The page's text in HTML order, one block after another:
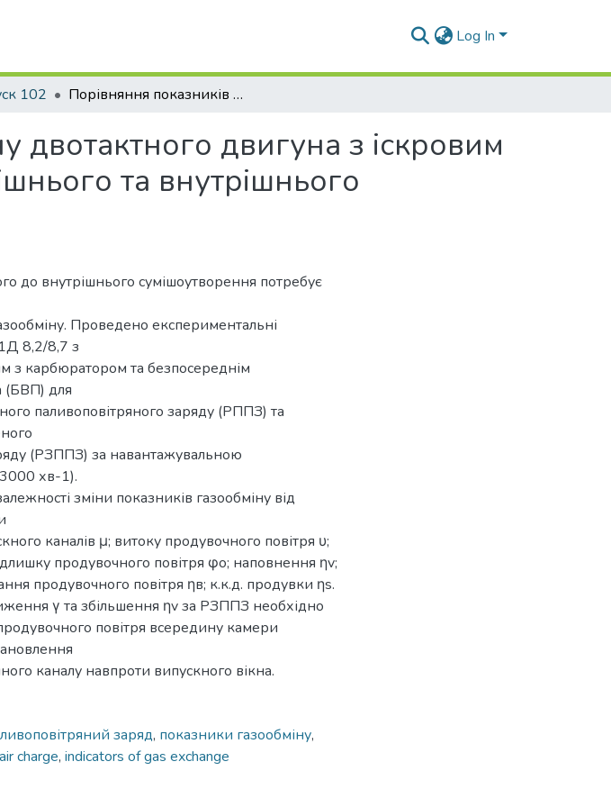
Log In
102 Порівняння показників газообміну двотактного двигуна з іскровим запалюванням у процесі зовнішнішнього та внутрішнього сумішоутворення
двотактного двигуна з іскровим
та внутрішнього
до внутрішнього сумішоутворення потребує
Проведено експериментальні
8,2/8,7 з
з карбюратором та безпосереднім
(БВП) для
паливоповітряного заряду (РППЗ) та
(РЗППЗ) за навантажувальною
хв-1).
зміни показників газообміну від
каналів μ; витоку продувочного повітря υ;
продувочного повітря φо; наповнення ηv;
продувочного повітря ηв; к.к.д. продувки ηs.
γ та збільшення ηv за РЗППЗ необхідно
повітря всередину камери
каналу навпроти випускного вікна.
заряд, показники газообміну,
charge, indicators of gas exchange